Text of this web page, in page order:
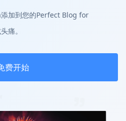
加到您的Perfect Blog for
痛。
费开始